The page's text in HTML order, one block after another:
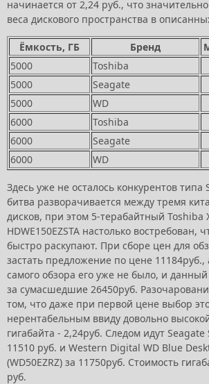
начинается от 2,24 руб., что
веса дискового пространства в
Ёмкость, ГБ Бренд
5000
Toshiba
5000
Seagate
5000
WD
6000
Toshiba
6000
Seagate
6000
WD
Здесь уже не осталось конкурентов типа
битва разворачивается между тремя
дисков, при этом 5-терабайтный Toshiba
HDWE150EZSTA настолько востребован,
быстро раскупают. При сборе цен для
застать предложение по цене
самого обзора его уже не было, и
за сумасшедшие 26450руб.
том, что даже при первой цене выбор
нерентабельным ввиду довольно
гигабайта - 2,24руб. Следом идут Seagate
11510 руб. и Western Digital WD Blue
(WD50EZRZ) за 11750руб. Стоимость
руб.